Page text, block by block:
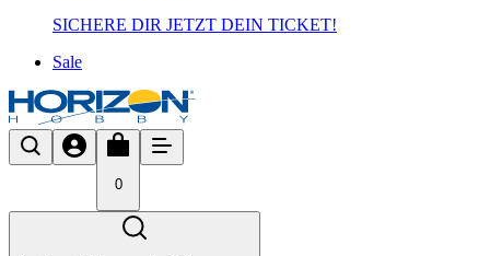
SICHERE DIR JETZT DEIN TICKET!
Sale
0